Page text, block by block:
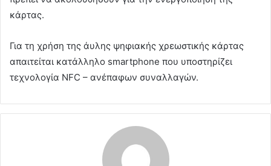
κάρτας.
Για τη χρήση της άυλης ψηφιακής χρεωστικής κάρτας
απαιτείται κατάλληλο smartphone που υποστηρίζει
τεχνολογία NFC – ανέπαφων συναλλαγών.